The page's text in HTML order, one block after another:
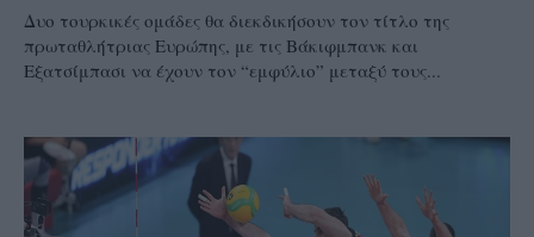
Δυο τουρκικές ομάδες θα διεκδικήσουν τον τίτλο της
πρωταθλήτριας Ευρώπης, με τις Βάκιφμπανκ και
Εξατσίμπασι να έχουν τον “εμφύλιο” μεταξύ τους...